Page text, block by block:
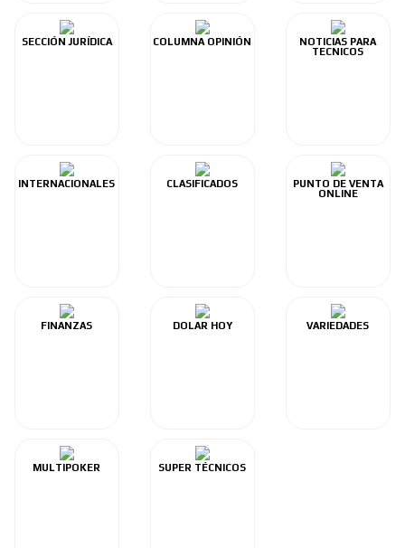
SECCIÓN JURÍDICA COLUMNA OPINIÓN
NOTICIAS PARA
TECNICOS
INTERNACIONALES CLASIFICADOS
PUNTO DE VENTA
ONLINE
FINANZAS DOLAR HOY VARIEDADES
MULTIPOKER SUPER TÉCNICOS